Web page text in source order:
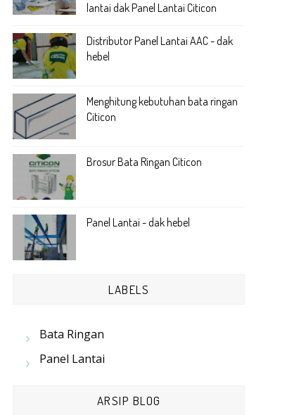
lantai dak Panel Lantai Citicon
Distributor Panel Lantai AAC - dak
hebel
Menghitung kebutuhan bata ringan
Citicon
Brosur Bata Ringan Citicon
Panel Lantai - dak hebel
LABELS
Bata Ringan
Panel Lantai
ARSIP BLOG